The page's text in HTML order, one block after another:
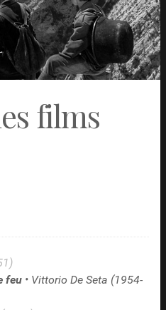
films
feu • Vittorio De Seta (1954-